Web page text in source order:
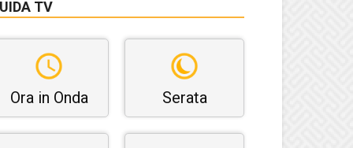
TV
Ora in Onda Serata